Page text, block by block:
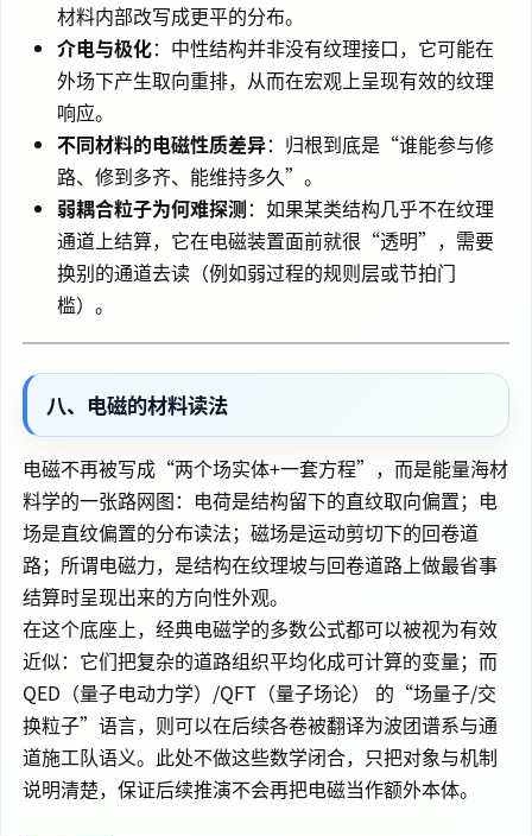
材料内部改写成更平的分布。
介电与极化：中性结构并非没有纹理接口，它可能在
外场下产生取向重排，从而在宏观上呈现有效的纹理
响应。
不同材料的电磁性质差异：归根到底是“谁能参与修
路、修到多齐、能维持多久”。
弱耦合粒子为何难探测：如果某类结构几乎不在纹理
通道上结算，它在电磁装置面前就很“透明”，需要
换别的通道去读（例如弱过程的规则层或节拍门
槛）。
八、电磁的材料读法
电磁不再被写成“两个场实体+一套方程”，而是能量海材
料学的一张路网图：电荷是结构留下的直纹取向偏置；电
场是直纹偏置的分布读法；磁场是运动剪切下的回卷道
路；所谓电磁力，是结构在纹理坡与回卷道路上做最省事
结算时呈现出来的方向性外观。
在这个底座上，经典电磁学的多数公式都可以被视为有效
近似：它们把复杂的道路组织平均化成可计算的变量；而
QED（量子电动力学）/QFT（量子场论） 的“场量子/交
换粒子”语言，则可以在后续各卷被翻译为波团谱系与通
道施工队语义。此处不做这些数学闭合，只把对象与机制
说明清楚，保证后续推演不会再把电磁当作额外本体。